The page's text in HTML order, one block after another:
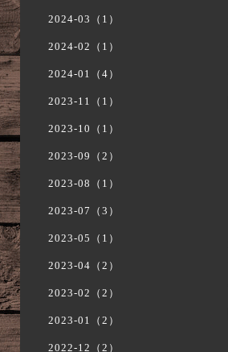
2024-03（1）
2024-02（1）
2024-01（4）
2023-11（1）
2023-10（1）
2023-09（2）
2023-08（1）
2023-07（3）
2023-05（1）
2023-04（2）
2023-02（2）
2023-01（2）
2022-12（2）